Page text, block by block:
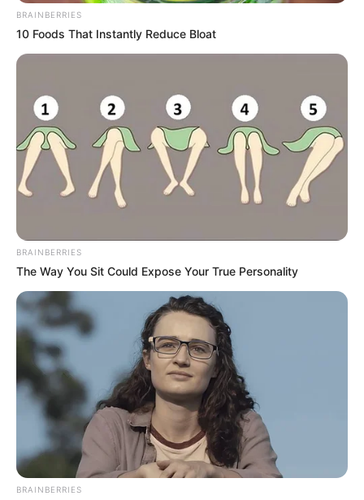
Un événement inattendu va avoir lieu dans le
nouvel épisode deMariés au premier regard le
une grande décision avec
, une première
dans l’émission.
Alexet Lucile sont rentrés de leur voyage de
noces dans Mariés au premier regard
sur M6.
Dans le nouvel épisode du lundi 25 mai 2026,
de nouveau séparés pendant quatre nuits.« Il
n’y a pas ma petite Lulu d’amour pour me
câliner, me faire des bisous », avoue-t-il.
BRAINBERRIES
10 Foods That Instantly Reduce Bloat
BRAINBERRIES
The Way You Sit Could Expose Your True Personality
BRAINBERRIES